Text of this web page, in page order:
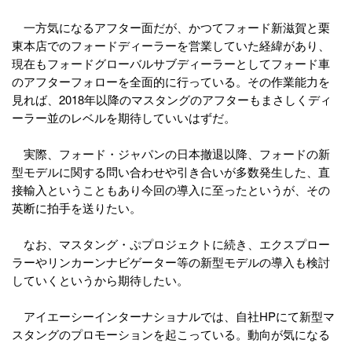
一方気になるアフター面だが、かつてフォード新滋賀と栗
東本店でのフォードディーラーを営業していた経緯があり、
現在もフォードグローバルサブディーラーとしてフォード車
のアフターフォローを全面的に行っている。その作業能力を
見れば、2018年以降のマスタングのアフターもまさしくディ
ーラー並のレベルを期待していいはずだ。
実際、フォード・ジャパンの日本撤退以降、フォードの新
型モデルに関する問い合わせや引き合いが多数発生した、直
接輸入ということもあり今回の導入に至ったというが、その
英断に拍手を送りたい。
なお、マスタング・ぷプロジェクトに続き、エクスプロー
ラーやリンカーンナビゲーター等の新型モデルの導入も検討
していくというから期待したい。
アイエーシーインターナショナルでは、自社HPにて新型マ
スタングのプロモーションを起こっている。動向が気になる